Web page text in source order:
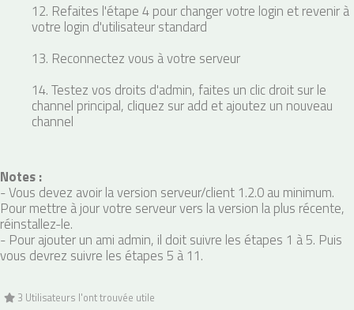
12. Refaites l'étape 4 pour changer votre login et revenir à
votre login d'utilisateur standard
13. Reconnectez vous à votre serveur
14. Testez vos droits d'admin, faites un clic droit sur le
channel principal, cliquez sur add et ajoutez un nouveau
channel
Notes :
- Vous devez avoir la version serveur/client 1.2.0 au minimum.
Pour mettre à jour votre serveur vers la version la plus récente,
réinstallez-le.
- Pour ajouter un ami admin, il doit suivre les étapes 1 à 5. Puis
vous devrez suivre les étapes 5 à 11.
3 Utilisateurs l'ont trouvée utile